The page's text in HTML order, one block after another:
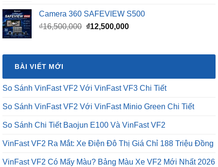
Camera 360 SAFEVIEW S500
₫16,500,000 Giá
₫16,500,000.
₫12,500,000Giá
là:
BÀI VIẾT MỚI
So Sánh VinFast VF2 Với VinFast VF3 Chi Tiết
So Sánh VinFast VF2 Với VinFast Minio Green Chi Tiết
So Sánh Chi Tiết Baojun E100 Và VinFast VF2
VinFast VF2 Ra Mắt: Xe Điện Đô Thị Giá Chỉ 188 Triệu Đồng
VinFast VF2 Có Mấy Màu? Bảng Màu Xe VF2 Mới Nhất 2026